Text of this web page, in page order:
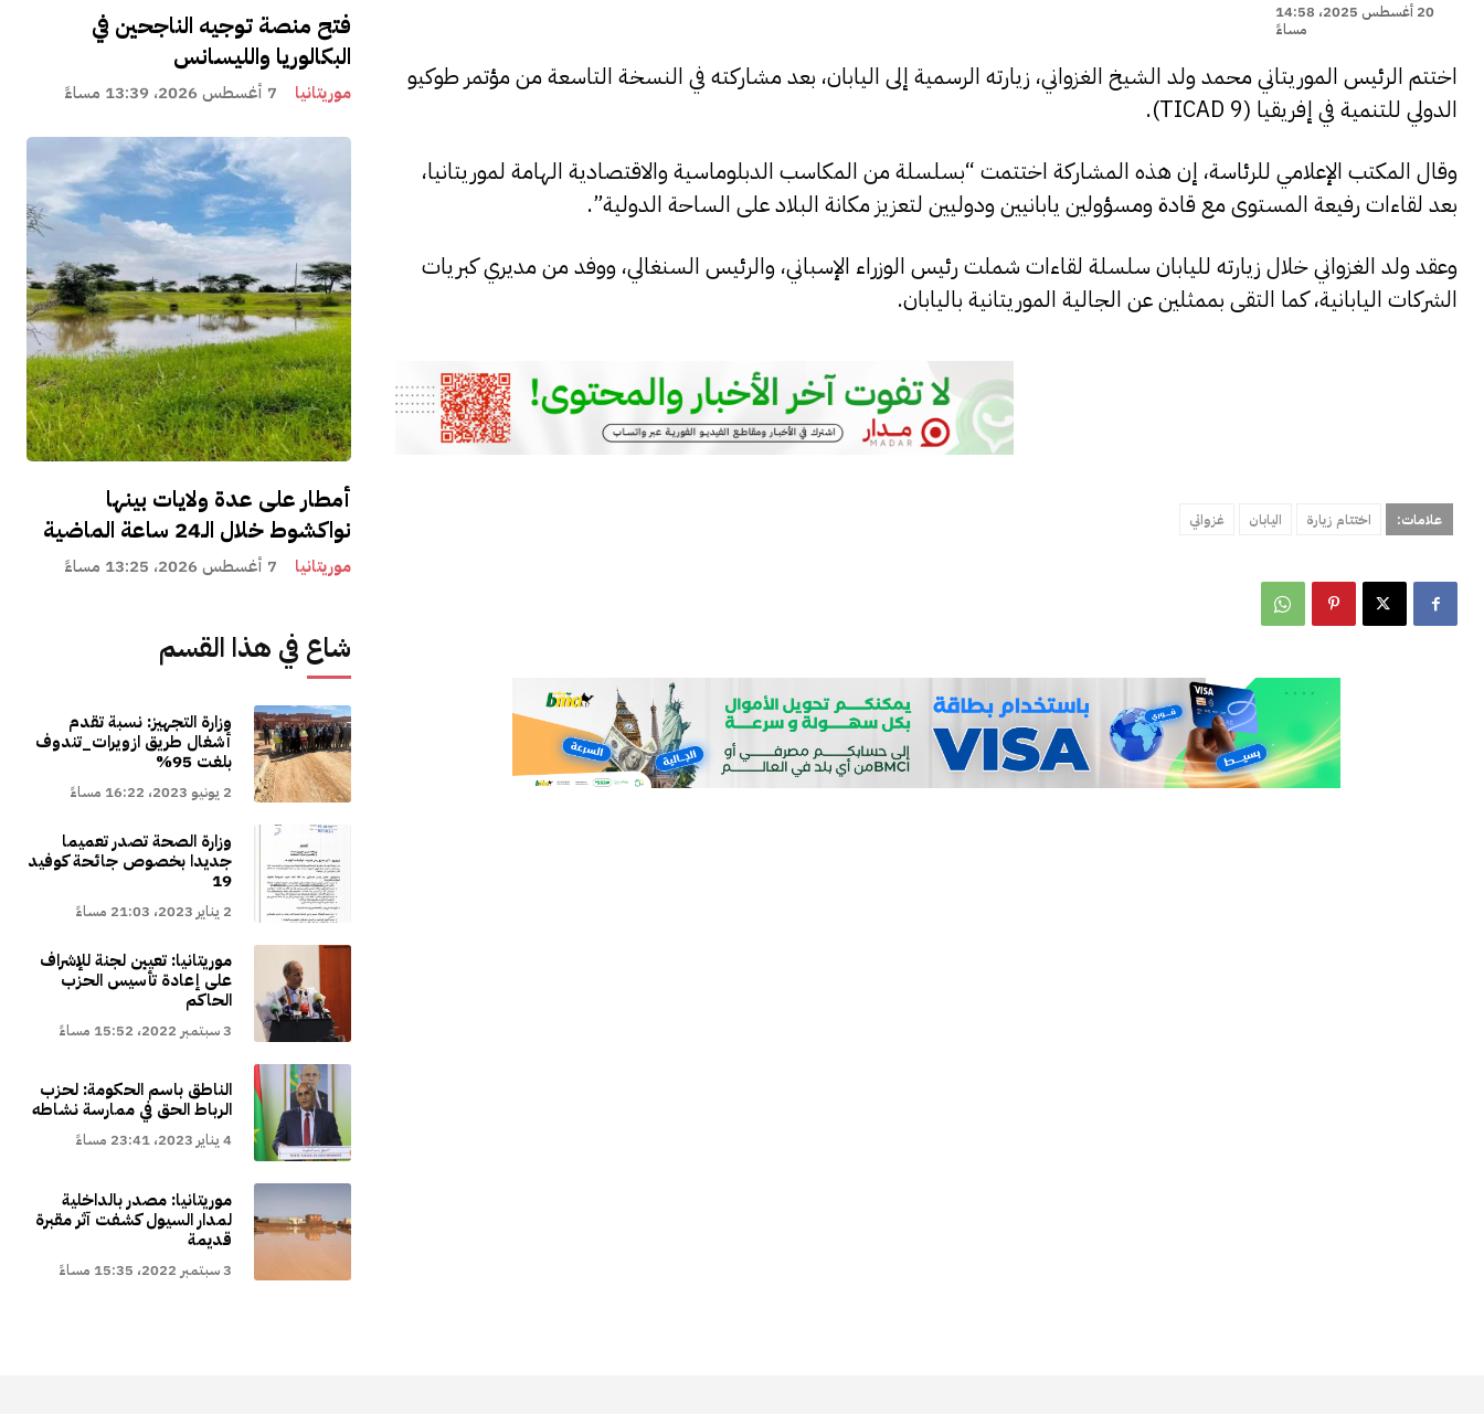
فتح منصة توجيه الناجحين في
البكالوريا والليسانس
موريتانيا 7 أغسطس 2026، 13:39 مساءً
أمطار على عدة ولايات بينها
نواكشوط خلال الـ24 ساعة الماضية
موريتانيا 7 أغسطس 2026، 13:25 مساءً
شاع في هذا القسم
وزارة التجهيز: نسبة تقدم
أشغال طريق ازويرات_تندوف
بلغت 95%
2 يونيو 2023، 16:22 مساءً
وزارة الصحة تصدر تعميما
جديدا بخصوص جائحة كوفيد
19
2 يناير 2023، 21:03 مساءً
موريتانيا: تعيين لجنة للإشراف
على إعادة تأسيس الحزب
الحاكم
3 سبتمبر 2022، 15:52 مساءً
الناطق باسم الحكومة: لحزب
الرباط الحق في ممارسة نشاطه
4 يناير 2023، 23:41 مساءً
موريتانيا: مصدر بالداخلية
لمدار السيول كشفت آثر مقبرة
قديمة
3 سبتمبر 2022، 15:35 مساءً
20 أغسطس 2025، 14:58
مساءً
اختتم الرئيس الموريتاني محمد ولد الشيخ الغزواني، زيارته الرسمية إلى اليابان، بعد مشاركته في النسخة التاسعة من مؤتمر طوكيو
الدولي للتنمية في إفريقيا (TICAD 9).
وقال المكتب الإعلامي للرئاسة، إن هذه المشاركة اختتمت “بسلسلة من المكاسب الدبلوماسية والاقتصادية الهامة لموريتانيا،
بعد لقاءات رفيعة المستوى مع قادة ومسؤولين يابانيين ودوليين لتعزيز مكانة البلاد على الساحة الدولية”.
وعقد ولد الغزواني خلال زيارته لليابان سلسلة لقاءات شملت رئيس الوزراء الإسباني، والرئيس السنغالي، ووفد من مديري كبريات
الشركات اليابانية، كما التقى بممثلين عن الجالية الموريتانية باليابان.
علامات: اختتام زيارة اليابان غزواني